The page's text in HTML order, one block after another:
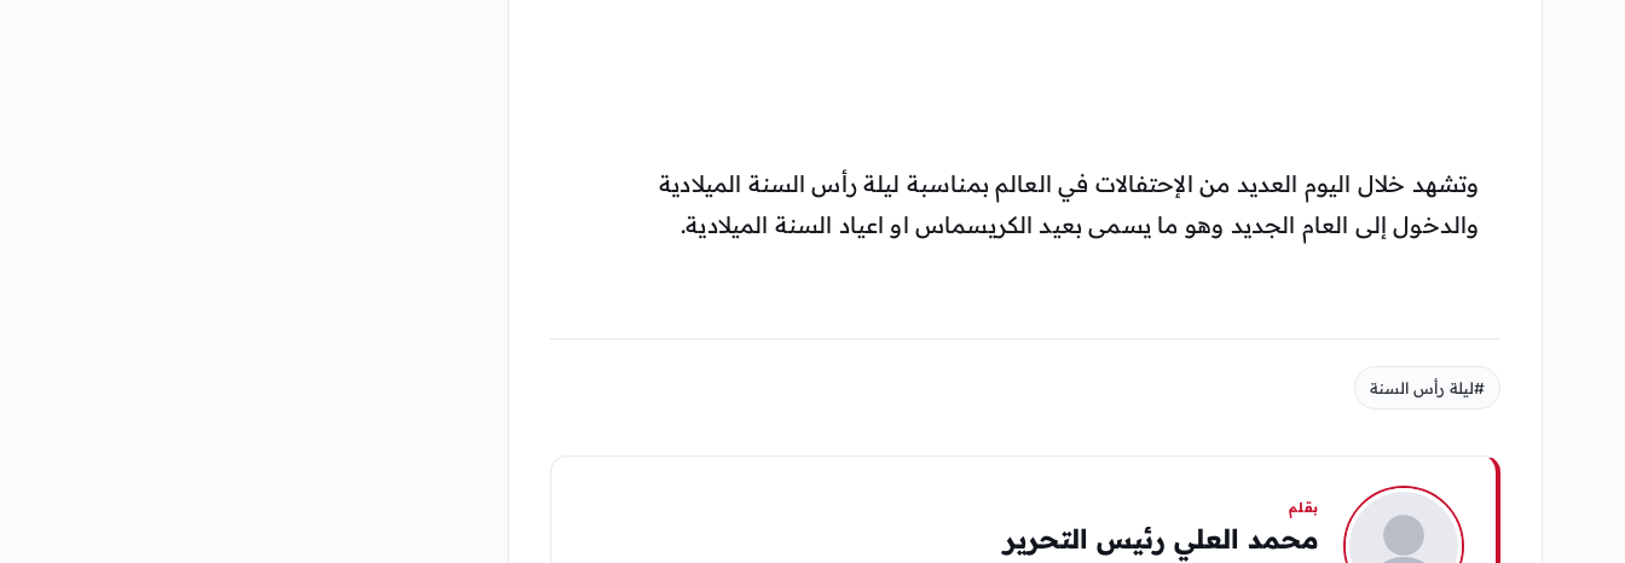
وتشهد خلال اليوم العديد من الإحتفالات في العالم بمناسبة ليلة رأس السنة الميلادية
والدخول إلى العام الجديد وهو ما يسمى بعيد الكريسماس او اعياد السنة الميلادية.
#ليلة رأس السنة
بقلم
محمد العلي رئيس التحرير